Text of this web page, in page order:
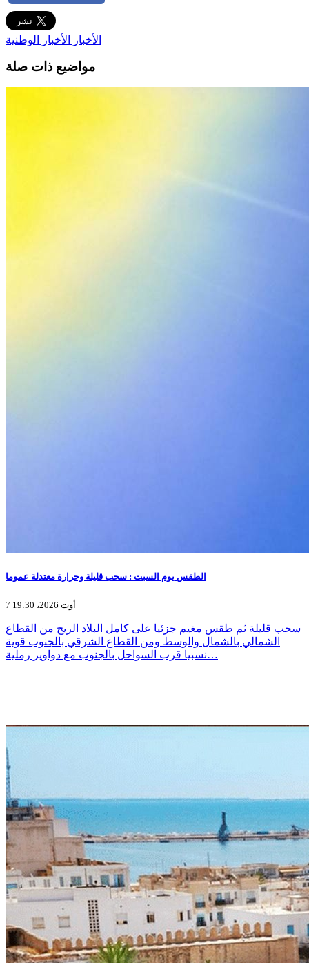
الأخبار الأخبار الوطنية
مواضيع ذات صلة
الطقس يوم السبت : سحب قليلة وحرارة معتدلة عموما
7 أوت 2026، 19:30
سحب قليلة ثم طقس مغيم جزئيا على كامل البلاد الريح من القطاع
الشمالي بالشمال والوسط ومن القطاع الشرقي بالجنوب قوية
نسبيا قرب السواحل بالجنوب مع دواوير رملية…